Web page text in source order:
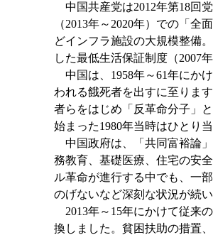
中国共産党は2012年第18回
（2013年～2020年）での「
どインフラ施設の大規模整備
した最低生活保証制度（2007
中国は、1958年～61年にか
われる餓死者を出すに至りま
者らをはじめ「反革命分子」
始まった1980年当時はひとり
中国政府は、「共同富裕論
務教育、基礎医療、住宅の安
ル革命が進行する中でも、一
のげないなど深刻な状況が続い
2013年～15年にかけて従来
換しました。貧困扶助の措置